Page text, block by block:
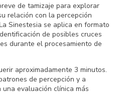
de tamizaje para explorar
relación con la percepción
Sinestesia se aplica en formato
de posibles cruces
durante el procesamiento de
aproximadamente 3 minutos.
de percepción y a
evaluación clínica más